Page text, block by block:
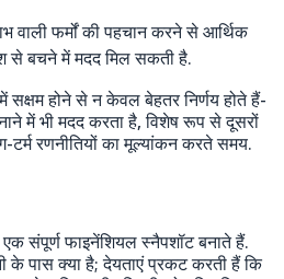
वाली फर्मों की पहचान करने से आर्थिक
से बचने में मदद मिल सकती है.
सक्षम होने से न केवल बेहतर निर्णय होते हैं-
में भी मदद करता है, विशेष रूप से दूसरों
टर्म रणनीतियों का मूल्यांकन करते समय.
संपूर्ण फाइनेंशियल स्नैपशॉट बनाते हैं.
के पास क्या है; देयताएं प्रकट करती हैं कि